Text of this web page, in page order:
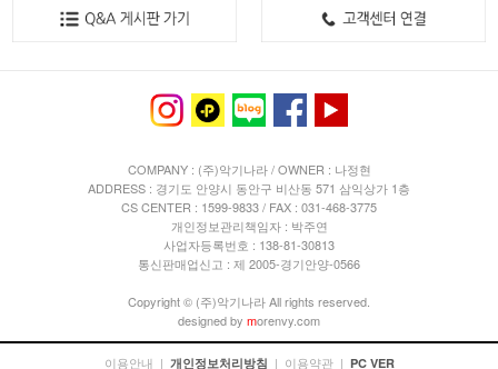
COMPANY : (주)악기나라 / OWNER : 나정현
ADDRESS : 경기도 안양시 동안구 비산동 571 삼익상가 1층
CS CENTER : 1599-9833 / FAX : 031-468-3775
개인정보관리책임자 : 박주연
사업자등록번호 : 138-81-30813
통신판매업신고 : 제 2005-경기안양-0566
Copyright © (주)악기나라 All rights reserved.
designed by morenvy.com
이용안내 | 개인정보처리방침 | 이용약관 | PC VER